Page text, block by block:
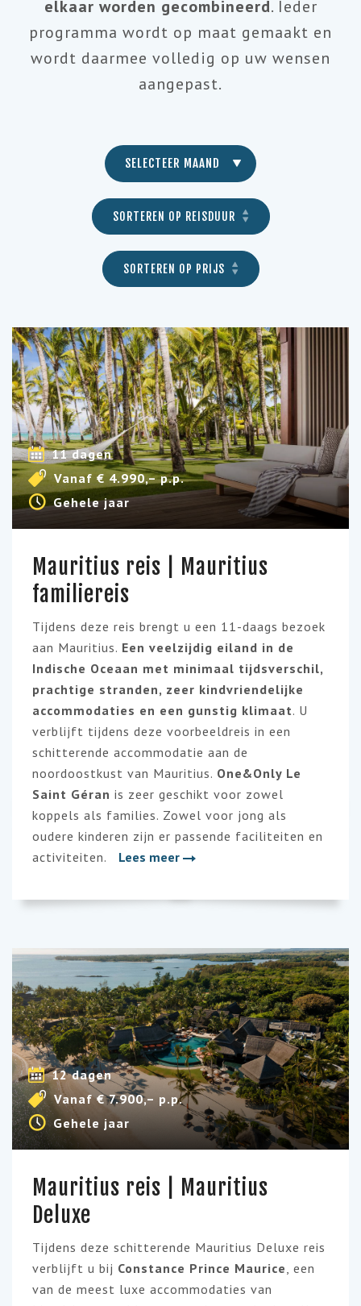
elkaar worden gecombineerd. Ieder
programma wordt op maat gemaakt en
wordt daarmee volledig op uw wensen
aangepast.
SELECTEER MAAND
SORTEREN OP REISDUUR
SORTEREN OP PRIJS
11 dagen
Vanaf € 4.990,– p.p.
Gehele jaar
Mauritius reis | Mauritius
familiereis
Tijdens deze reis brengt u een 11-daags bezoek
aan Mauritius. Een veelzijdig eiland in de
Indische Oceaan met minimaal tijdsverschil,
prachtige stranden, zeer kindvriendelijke
accommodaties en een gunstig klimaat. U
verblijft tijdens deze voorbeeldreis in een
schitterende accommodatie aan de
noordoostkust van Mauritius. One&Only Le
Saint Géran is zeer geschikt voor zowel
koppels als families. Zowel voor jong als
oudere kinderen zijn er passende faciliteiten en
activiteiten.
Lees meer
12 dagen
Vanaf € 7.900,– p.p.
Gehele jaar
Mauritius reis | Mauritius
Deluxe
Tijdens deze schitterende Mauritius Deluxe reis
verblijft u bij Constance Prince Maurice, een
van de meest luxe accommodaties van